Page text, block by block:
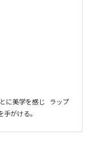
に美学を感じ    ラップ
がける。